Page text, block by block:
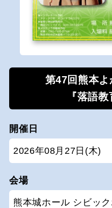
第47回熊本
『落語
開催日
2026年08月27日(木)
会場
熊本城ホール シビッ